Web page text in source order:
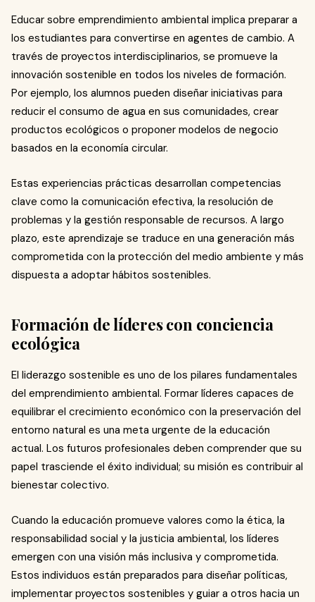
Educar sobre emprendimiento ambiental implica preparar a
los estudiantes para convertirse en agentes de cambio. A
través de proyectos interdisciplinarios, se promueve la
innovación sostenible en todos los niveles de formación.
Por ejemplo, los alumnos pueden diseñar iniciativas para
reducir el consumo de agua en sus comunidades, crear
productos ecológicos o proponer modelos de negocio
basados en la economía circular.
Estas experiencias prácticas desarrollan competencias
clave como la comunicación efectiva, la resolución de
problemas y la gestión responsable de recursos. A largo
plazo, este aprendizaje se traduce en una generación más
comprometida con la protección del medio ambiente y más
dispuesta a adoptar hábitos sostenibles.
Formación de líderes con conciencia
ecológica
El liderazgo sostenible es uno de los pilares fundamentales
del emprendimiento ambiental. Formar líderes capaces de
equilibrar el crecimiento económico con la preservación del
entorno natural es una meta urgente de la educación
actual. Los futuros profesionales deben comprender que su
papel trasciende el éxito individual; su misión es contribuir al
bienestar colectivo.
Cuando la educación promueve valores como la ética, la
responsabilidad social y la justicia ambiental, los líderes
emergen con una visión más inclusiva y comprometida.
Estos individuos están preparados para diseñar políticas,
implementar proyectos sostenibles y guiar a otros hacia un